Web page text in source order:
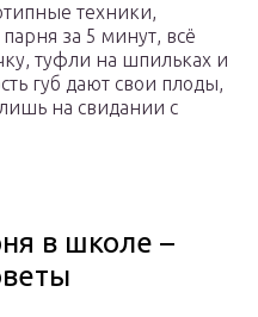
техники,
за 5 минут, всё
туфли на шпильках и
губ дают свои плоды,
на свидании с
в школе –